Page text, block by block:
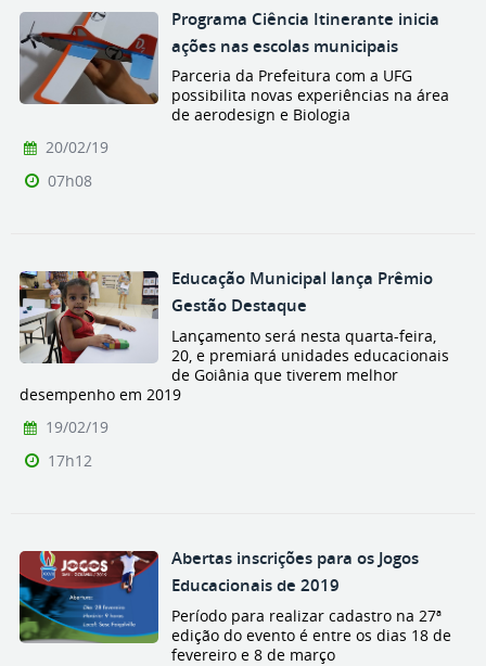
Programa Ciência Itinerante inicia
ações nas escolas municipais
Parceria da Prefeitura com a UFG
possibilita novas experiências na área
de aerodesign e Biologia
20/02/19
07h08
Educação Municipal lança Prêmio
Gestão Destaque
Lançamento será nesta quarta-feira,
20, e premiará unidades educacionais
de Goiânia que tiverem melhor
desempenho em 2019
19/02/19
17h12
Abertas inscrições para os Jogos
Educacionais de 2019
Período para realizar cadastro na 27ª
edição do evento é entre os dias 18 de
fevereiro e 8 de março